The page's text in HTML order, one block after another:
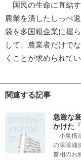
国民の生命に直結
農業を潰したしっぺ
袋を多国籍企業に握
して、農業者だけで
くことが求められてい
関連する記事
急激な
かけた
小泉構
の津津浦
首相のお